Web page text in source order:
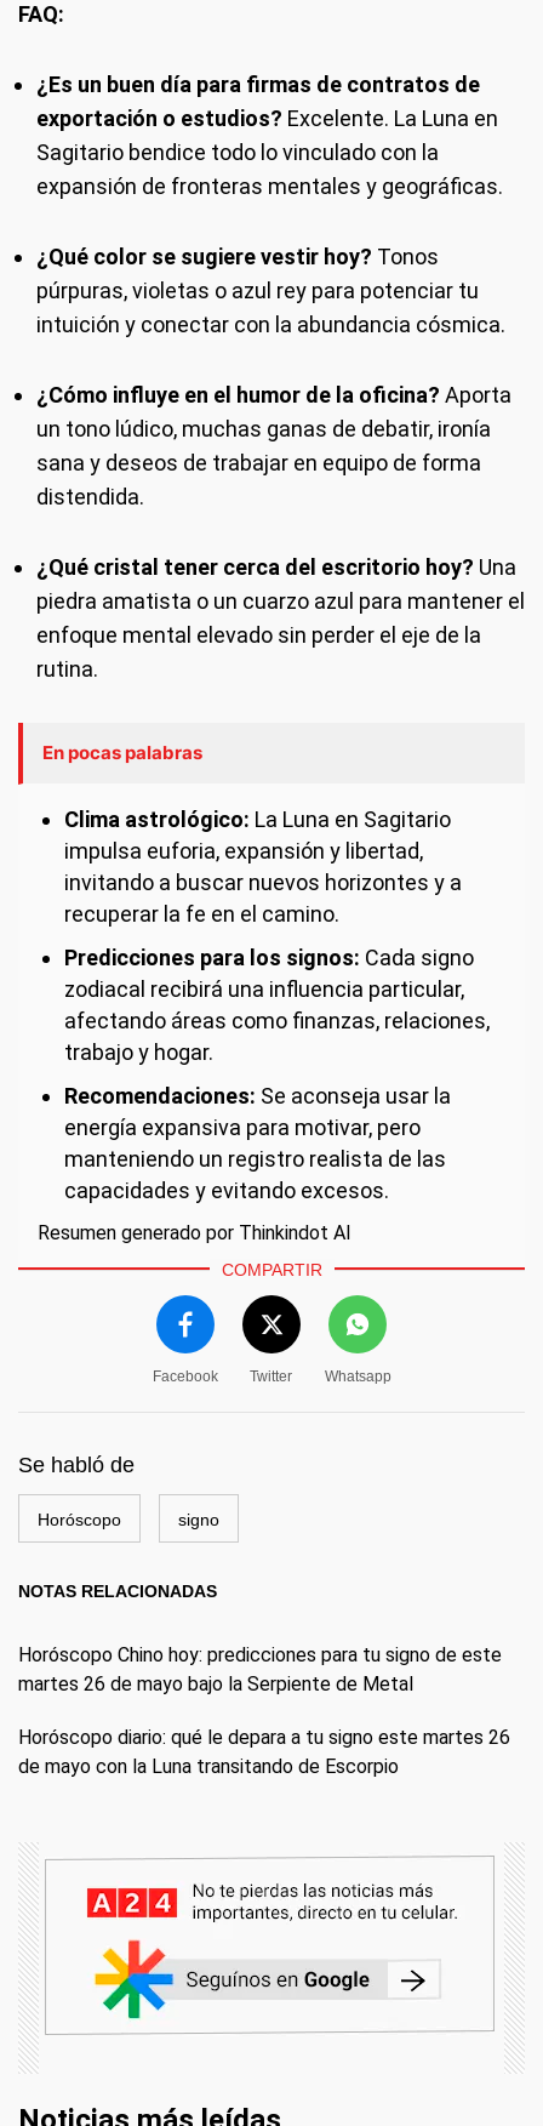
FAQ:
¿Es un buen día para firmas de contratos de
exportación o estudios? Excelente. La Luna en
Sagitario bendice todo lo vinculado con la
expansión de fronteras mentales y geográficas.
¿Qué color se sugiere vestir hoy? Tonos
púrpuras, violetas o azul rey para potenciar tu
intuición y conectar con la abundancia cósmica.
¿Cómo influye en el humor de la oficina? Aporta
un tono lúdico, muchas ganas de debatir, ironía
sana y deseos de trabajar en equipo de forma
distendida.
¿Qué cristal tener cerca del escritorio hoy? Una
piedra amatista o un cuarzo azul para mantener el
enfoque mental elevado sin perder el eje de la
rutina.
En pocas palabras
Clima astrológico: La Luna en Sagitario
impulsa euforia, expansión y libertad,
invitando a buscar nuevos horizontes y a
recuperar la fe en el camino.
Predicciones para los signos: Cada signo
zodiacal recibirá una influencia particular,
afectando áreas como finanzas, relaciones,
trabajo y hogar.
Recomendaciones: Se aconseja usar la
energía expansiva para motivar, pero
manteniendo un registro realista de las
capacidades y evitando excesos.
Resumen generado por Thinkindot AI
COMPARTIR
Facebook Twitter Whatsapp
Se habló de
Horóscopo signo
NOTAS RELACIONADAS
Horóscopo Chino hoy: predicciones para tu signo de este
martes 26 de mayo bajo la Serpiente de Metal
Horóscopo diario: qué le depara a tu signo este martes 26
de mayo con la Luna transitando de Escorpio